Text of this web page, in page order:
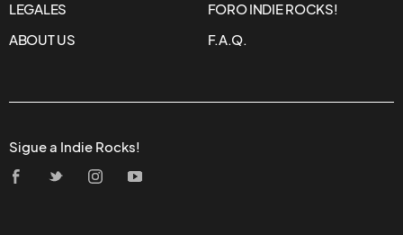
LEGALES
FORO INDIE ROCKS!
ABOUT US
F.A.Q.
Sigue a Indie Rocks!